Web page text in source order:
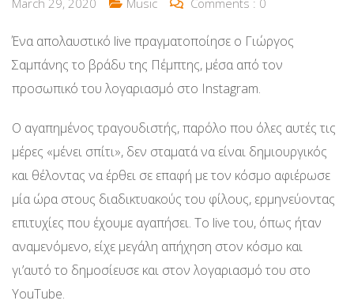
Ένα απολαυστικό live πραγματοποίησε ο Γιώργος
Σαμπάνης το βράδυ της Πέμπτης, μέσα από τον
προσωπικό του λογαριασμό στο Instagram.
Ο αγαπημένος τραγουδιστής, παρόλο που όλες αυτές τις
μέρες «μένει σπίτι», δεν σταματά να είναι δημιουργικός
και θέλοντας να έρθει σε επαφή με τον κόσμο αφιέρωσε
μία ώρα στους διαδικτυακούς του φίλους, ερμηνεύοντας
επιτυχίες που έχουμε αγαπήσει. Το live του, όπως ήταν
αναμενόμενο, είχε μεγάλη απήχηση στον κόσμο και
γι’αυτό το δημοσίευσε και στον λογαριασμό του στο
YouTube.